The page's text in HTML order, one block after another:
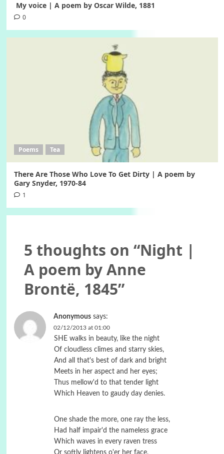
My voice | A poem by Oscar Wilde, 1881
0
Poems Tea
There Are Those Who Love To Get Dirty | A poem by
Gary Snyder, 1970-84
1
5 thoughts on “Night |
A poem by Anne
Brontë, 1845”
Anonymous says:
02/12/2013 at 01:00
SHE walks in beauty, like the night
Of cloudless climes and starry skies,
And all that's best of dark and bright
Meets in her aspect and her eyes;
Thus mellow'd to that tender light
Which Heaven to gaudy day denies.
One shade the more, one ray the less,
Had half impair'd the nameless grace
Which waves in every raven tress
Or softly lightens o'er her face,